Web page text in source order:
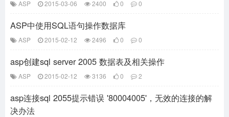
ASP 2015-03-06 2400 0 0
ASP中使用SQL语句操作数据库
ASP 2015-02-12 2496 0 0
asp创建sql server 2005 数据表及相关操作
ASP 2015-02-12 3136 0 2
asp连接sql 2055提示错误 '80004005'，无效的连接的解
决办法